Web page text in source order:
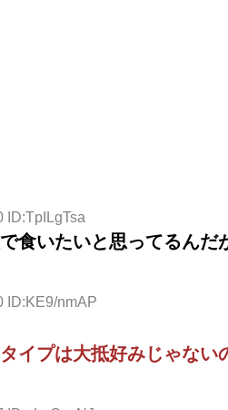
ID:TpILgTsa
食いたいと思ってるん
ID:KE9/nmAP
イプは大抵好みじゃない